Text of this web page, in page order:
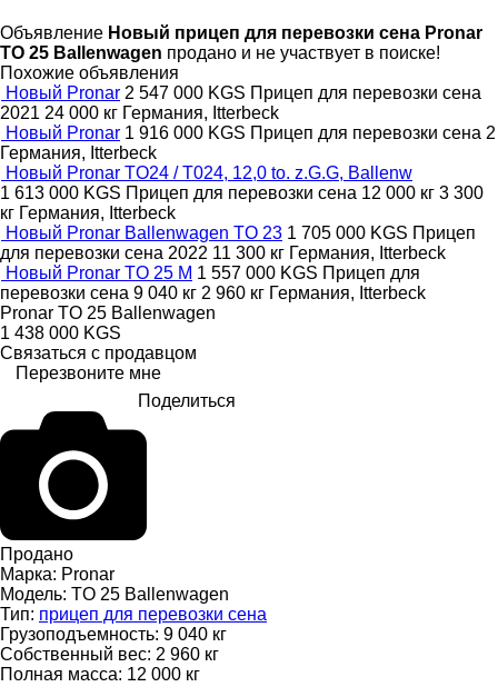
Объявление Новый прицеп для перевозки сена Pronar
TO 25 Ballenwagen продано и не участвует в поиске!
Похожие объявления
Новый Pronar 2 547 000 KGS Прицеп для перевозки сена
2021 24 000 кг Германия, Itterbeck
Новый Pronar 1 916 000 KGS Прицеп для перевозки сена 2
Германия, Itterbeck
Новый Pronar TO24 / T024, 12,0 to. z.G.G, Ballenw
1 613 000 KGS Прицеп для перевозки сена 12 000 кг 3 300
кг Германия, Itterbeck
Новый Pronar Ballenwagen TO 23 1 705 000 KGS Прицеп
для перевозки сена 2022 11 300 кг Германия, Itterbeck
Новый Pronar TO 25 M 1 557 000 KGS Прицеп для
перевозки сена 9 040 кг 2 960 кг Германия, Itterbeck
Pronar TO 25 Ballenwagen
1 438 000 KGS
Связаться с продавцом
Перезвоните мне
Поделиться
Продано
Марка: Pronar
Модель: TO 25 Ballenwagen
Тип: прицеп для перевозки сена
Грузоподъемность: 9 040 кг
Собственный вес: 2 960 кг
Полная масса: 12 000 кг